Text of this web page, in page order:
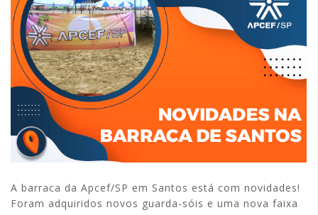
A barraca da Apcef/SP em Santos está com novidades!
Foram adquiridos novos guarda-sóis e uma nova faixa